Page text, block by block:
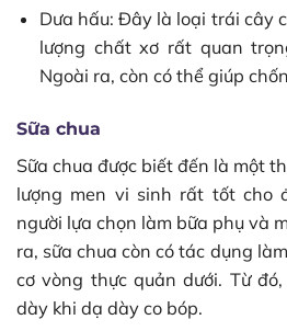
Dưa hấu: Đây là loại trái cây
lượng chất xơ rất quan
Ngoài ra, còn có thể giúp
Sữa chua
Sữa chua được biết đến là một
lượng men vi sinh rất tốt cho
người lựa chọn làm bữa phụ và
ra, sữa chua còn có tác dụng
cơ vòng thực quản dưới. Từ
dày khi dạ dày co bóp.